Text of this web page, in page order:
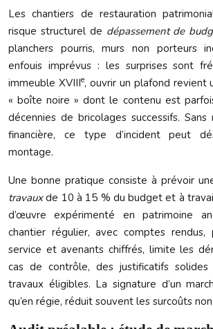
Les chantiers de restauration
risque structurel de dépassement de
planchers pourris, murs non porteurs
enfouis imprévus : les surprises sont
immeuble XVIIIe, ouvrir un plafond revient
« boîte noire » dont le contenu est
décennies de bricolages successifs.
financière, ce type d’incident peut
montage.
Une bonne pratique consiste à prévoir
travauxde 10 à 15 % du budget et à
d’œuvre expérimenté en patrimoine
chantier régulier, avec comptes rendus,
service et avenants chiffrés, limite les
cas de contrôle, des justificatifs
travaux éligibles. La signature d’un
qu’en régie, réduit souvent les surcoûts